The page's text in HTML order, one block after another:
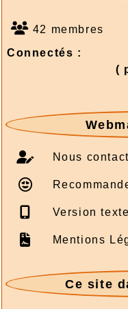
42 membres
Connectés :
(
Nous
Version texte
Mentions
Ce site